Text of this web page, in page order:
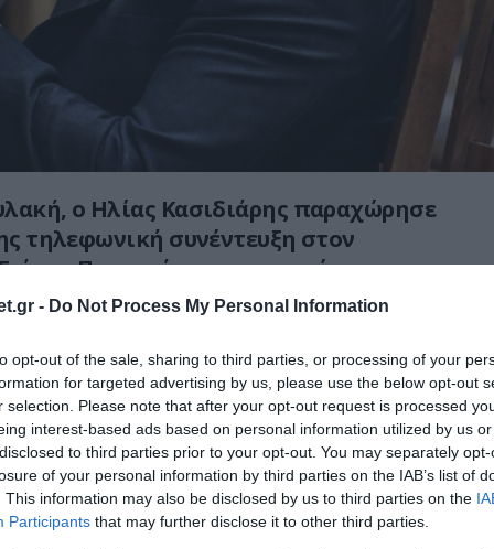
- Do Not Process My Personal Information
opt-out of the sale, sharing to third parties, or processing of your
for targeted advertising by us, please use the below opt-out
selection. Please note that after your opt-out request is processed
interest-based ads based on personal information utilized by us
to third parties prior to your opt-out. You may separately
of your personal information by third parties on the IAB’s list of
This information may also be disclosed by us to third parties on the
Participants that may further disclose it to other third parties.
ο Ηλίας Κασιδιάρης παραχώρησε
τηλεφωνική συνέντευξη στον
Παπαγιάννη, ανακοινώνοντας την
του και χαράσσοντας ξεκάθαρα
σκηνή.
τον Σεπτέμβριο μετά από 7 χρόνια»
δήλωσε ότι η αποφυλάκισή του θα
της ποινής του τον Σεπτέμβριο του 2026.